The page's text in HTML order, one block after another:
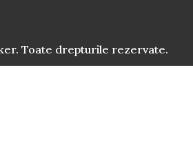
Toate drepturile rezervate.